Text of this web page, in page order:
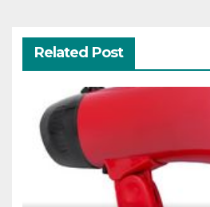
Related Post